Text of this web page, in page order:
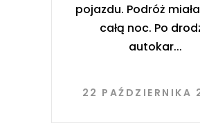
pojazdu. Podróż
całą noc. Po
autokar
22 PAŹDZIERNIKA